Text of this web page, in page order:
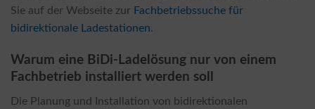
Sie auf der Webseite zur Fachbetriebssuche für
bidirektionale Ladestationen.
Warum eine BiDi-Ladelösung nur von einem
Fachbetrieb installiert werden soll
Die Planung und Installation von bidirektionalen